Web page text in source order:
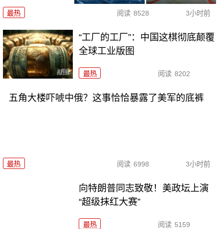
最热 阅读 8528 3小时前
“工厂的工厂”：中国这棋彻底颠覆
全球工业版图
最热 阅读 8202
五角大楼吓唬中俄？这事恰恰暴露了美军的底裤
最热 阅读 6998 3小时前
向特朗普同志致敬！美政坛上演
“超级抹红大赛”
最热 阅读 5159